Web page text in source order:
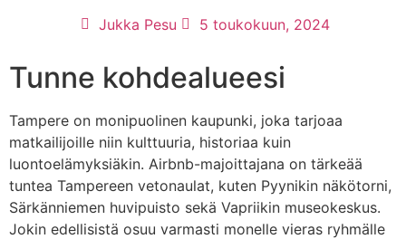
Jukka Pesu 5 toukokuun, 2024
Tunne kohdealueesi
Tampere on monipuolinen kaupunki, joka tarjoaa
matkailijoille niin kulttuuria, historiaa kuin
luontoelämyksiäkin. Airbnb-majoittajana on tärkeää
tuntea Tampereen vetonaulat, kuten Pyynikin näkötorni,
Särkänniemen huvipuisto sekä Vapriikin museokeskus.
Jokin edellisistä osuu varmasti monelle vieras ryhmälle